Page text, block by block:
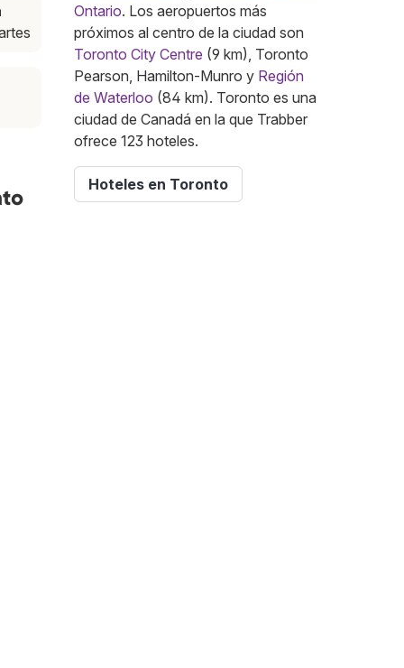
Ontario. Los aeropuertos más
próximos al centro de la ciudad son
Toronto City Centre (9 km), Toronto
Pearson, Hamilton-Munro y Región
de Waterloo (84 km). Toronto es una
ciudad de Canadá en la que Trabber
ofrece 123 hoteles.
Hoteles en Toronto